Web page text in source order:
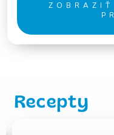
ZOBRAZIŤ
Recepty